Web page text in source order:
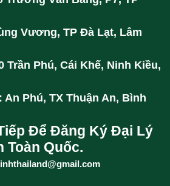
Vương, TP Đà Lạt, Lâm
Trần Phú, Cái Khế, Ninh Kiều,
Phú, TX Thuận An, Bình
Để Đăng Ký Đại Lý
Toàn Quốc.